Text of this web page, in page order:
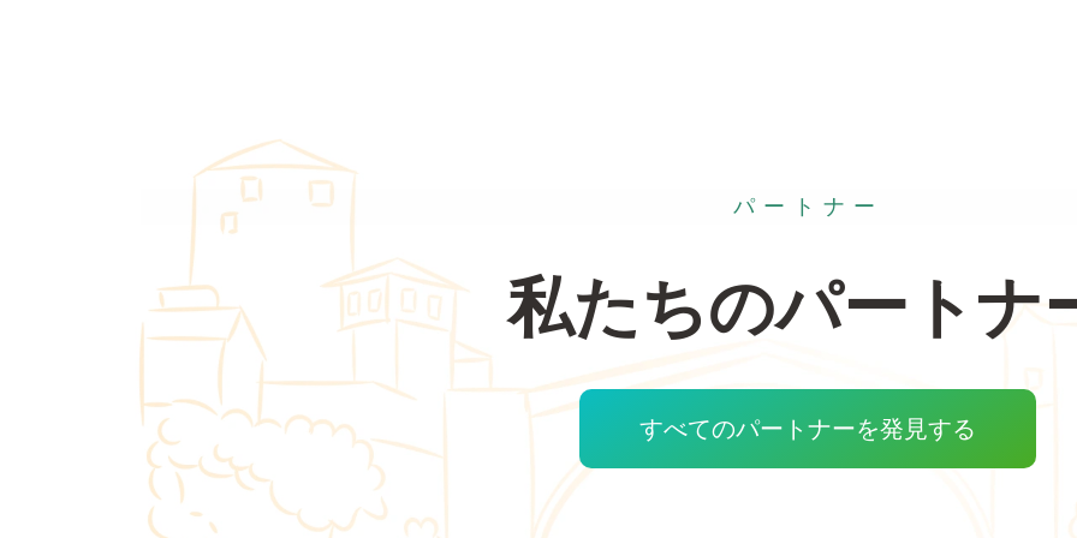
パートナー
私たちのパートナ
すべてのパートナーを発見する